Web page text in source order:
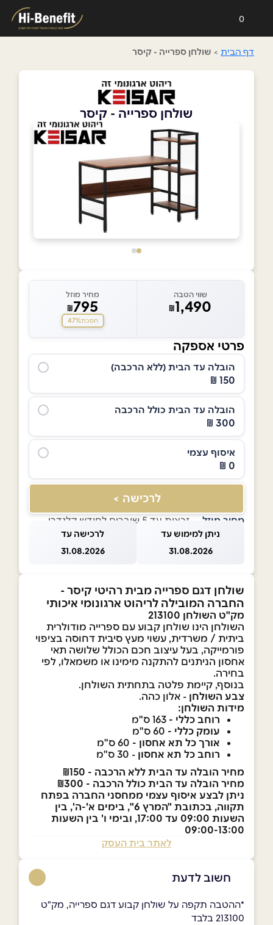
0
דף הבית > שולחן ספרייה - קיסר
שולחן ספרייה - קיסר
שווי הטבה
₪1,490
מחיר מוזל
₪795
חסכת47%
פרטי אספקה
הובלה עד הבית (ללא הרכבה)
150 ₪
הובלה עד הבית כולל הרכבה
300 ₪
איסוף עצמי
0 ₪
לרכישה >
מחיר מוזל — זכאות עד 5 שוברים לחודש קלנדרי
ניתן למימוש עד
31.08.2026
לרכישה עד
31.08.2026
שולחן דגם ספרייה מבית רהיטי קיסר -
החברה המובילה לריהוט ארגונומי איכותי
מק"ט השולחן 213100
השולחן הינו שולחן קבוע עם ספרייה מודולרית
ביתית / משרדית, עשוי מעץ סיבית דחוסה בציפוי
פורמייקה, בעל עיצוב חכם הכולל שלושה תאי
אחסון הניתנים להתקנה מימינו או משמאלו, לפי
בחירה.
בנוסף, קיימת פלטה בתחתית השולחן.
צבע השולחן - אלון כהה.
מידות השולחן:
רוחב כללי -
עומק כללי -
אורך כל תא אחסון -
רוחב כל תא אחסון - 30 ס"מ
מחיר הובלה עד הבית ללא הרכבה - ₪150
מחיר הובלה עד הבית כולל הרכבה - ₪300
ניתן לבצע איסוף עצמי ממחסני החברה בפתח
תקווה, בכתובת "המרץ 6", בימים א'-ה', בין
השעות 09:00 עד 17:00, ובימי ו' בין השעות
09:00-13:00
לאתר בית העסק
חשוב לדעת
*ההטבה תקפה על שולחן קבוע דגם ספרייה, מק"ט
213100 בלבד